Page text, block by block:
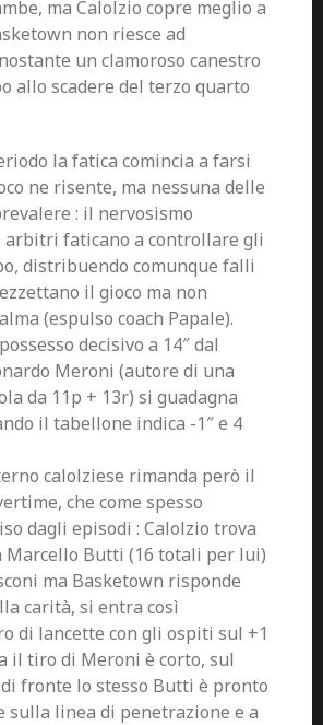
ma Calolzio copre meglio a
non riesce ad
un clamoroso canestro
allo scadere del terzo quarto
la fatica comincia a farsi
ne risente, ma nessuna delle
: il nervosismo
arbitri faticano a controllare gli
distribuendo comunque falli
il gioco ma non
(espulso coach Papale).
decisivo a 14″ dal
Meroni (autore di una
da 11p + 13r) si guadagna
il tabellone indica -1″ e 4
calolziese rimanda però il
che come spesso
dagli episodi : Calolzio trova
Marcello Butti (16 totali per lui)
ma Basketown risponde
carità, si entra così
di lancette con gli ospiti sul +1
il tiro di Meroni è corto, sul
fronte lo stesso Butti è pronto
sulla linea di penetrazione e a